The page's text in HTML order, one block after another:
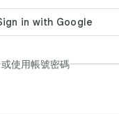
或使用帳號密碼